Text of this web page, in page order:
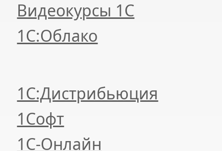
Видеокурсы 1С
1С:Облако
1С:Дистрибьюция
1Софт
1С-Онлайн